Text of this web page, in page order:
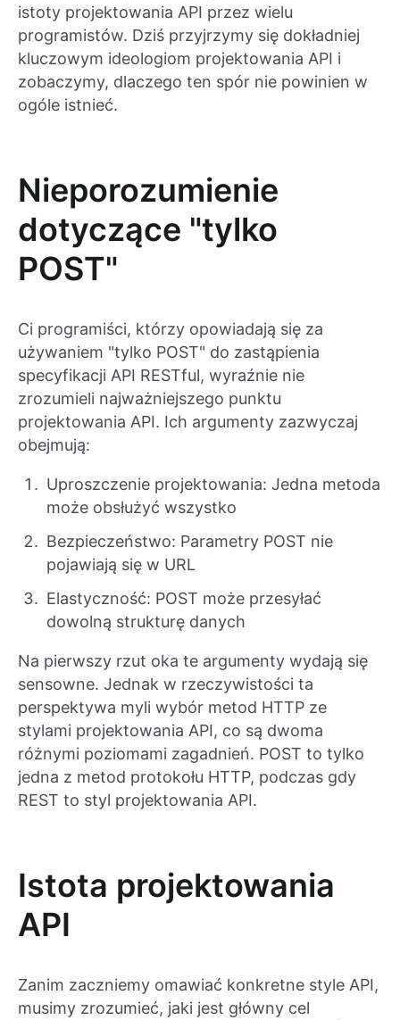
istoty projektowania API przez wielu
programistów. Dziś przyjrzymy się dokładniej
kluczowym ideologiom projektowania API i
zobaczymy, dlaczego ten spór nie powinien w
ogóle istnieć.
Nieporozumienie
dotyczące "tylko
POST"
Ci programiści, którzy opowiadają się za
używaniem "tylko POST" do zastąpienia
specyfikacji API RESTful, wyraźnie nie
zrozumieli najważniejszego punktu
projektowania API. Ich argumenty zazwyczaj
obejmują:
Uproszczenie projektowania: Jedna metoda
może obsłużyć wszystko
Bezpieczeństwo: Parametry POST nie
pojawiają się w URL
Elastyczność: POST może przesyłać
dowolną strukturę danych
Na pierwszy rzut oka te argumenty wydają się
sensowne. Jednak w rzeczywistości ta
perspektywa myli wybór metod HTTP ze
stylami projektowania API, co są dwoma
różnymi poziomami zagadnień. POST to tylko
jedna z metod protokołu HTTP, podczas gdy
REST to styl projektowania API.
Istota projektowania
API
Zanim zaczniemy omawiać konkretne style API,
musimy zrozumieć, jaki jest główny cel